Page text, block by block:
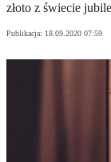
złoto z świecie
Publikacja: 18.09.2020 07:59